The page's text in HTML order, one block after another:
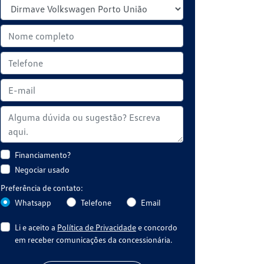
Financiamento?
Negociar usado
Preferência de contato:
Whatsapp
Telefone Email
Li e aceito a Política de Privacidadee concordo
em receber comunicações da concessionária.